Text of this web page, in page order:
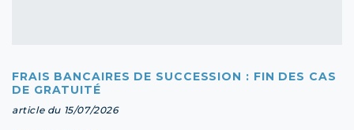
FRAIS BANCAIRES DE SUCCESSION : FIN DES CAS
DE GRATUITÉ
article du 15/07/2026